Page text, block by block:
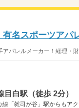
有名スポーツア
パレルメーカー！経理・
白駅（徒歩 2分）
「雑司が谷」駅からもアク